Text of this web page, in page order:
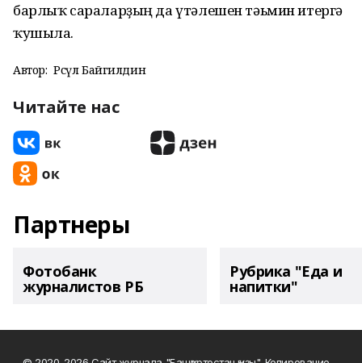
барлыҡ сараларҙың да үтәлешен тәьмин итергә
ҡушыла.
Автор: Рәсүл Байгилдин
Читайте нас
Партнеры
Фотобанк
журналистов РБ
Рубрика "Еда и
напитки"